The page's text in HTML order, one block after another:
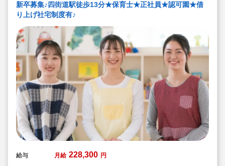
新卒募集♪四街道駅徒歩13分★保育士★正社員★認可園★借
り上げ社宅制度有♪
給与 月給 228,300 円